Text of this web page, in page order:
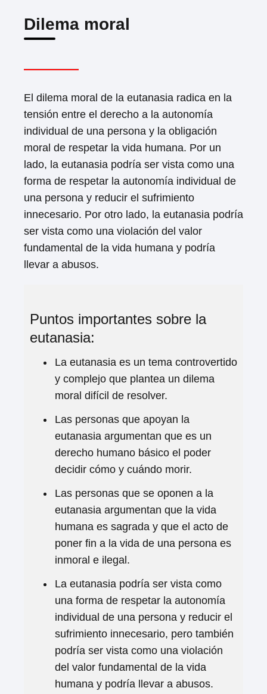
Dilema moral
El dilema moral de la eutanasia radica en la
tensión entre el derecho a la autonomía
individual de una persona y la obligación
moral de respetar la vida humana. Por un
lado, la eutanasia podría ser vista como una
forma de respetar la autonomía individual de
una persona y reducir el sufrimiento
innecesario. Por otro lado, la eutanasia podría
ser vista como una violación del valor
fundamental de la vida humana y podría
llevar a abusos.
Puntos importantes sobre la
eutanasia:
La eutanasia es un tema controvertido
y complejo que plantea un dilema
moral difícil de resolver.
Las personas que apoyan la
eutanasia argumentan que es un
derecho humano básico el poder
decidir cómo y cuándo morir.
Las personas que se oponen a la
eutanasia argumentan que la vida
humana es sagrada y que el acto de
poner fin a la vida de una persona es
inmoral e ilegal.
La eutanasia podría ser vista como
una forma de respetar la autonomía
individual de una persona y reducir el
sufrimiento innecesario, pero también
podría ser vista como una violación
del valor fundamental de la vida
humana y podría llevar a abusos.